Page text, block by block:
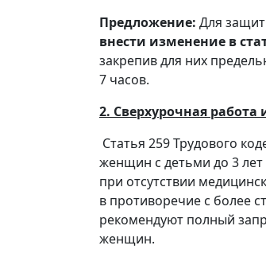
Предложение: Для
внести изменение в
закрепив для них
7 часов.
2. Сверхурочная
Статья 259 Трудового
женщин с детьми до 3 лет
при отсутствии
в противоречие с более
рекомендуют полный
женщин.